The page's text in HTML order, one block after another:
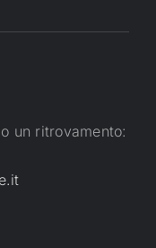
un ritrovamento: